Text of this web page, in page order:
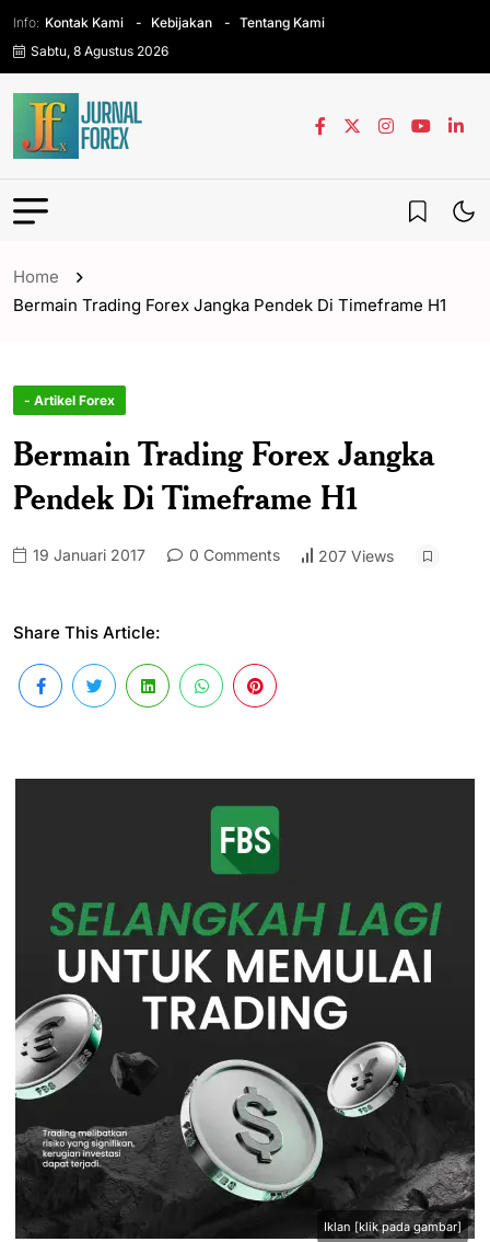
Info: Kontak Kami Kebijakan
Tentang Kami
Sabtu, 8 Agustus 2026
Home
Bermain Trading Forex Jangka Pendek Di Timeframe H1
- Artikel Forex
Bermain Trading Forex Jangka
Pendek Di Timeframe H1
19 Januari 2017 0 Comments 207 Views
Share This Article:
Iklan [klik pada gambar]